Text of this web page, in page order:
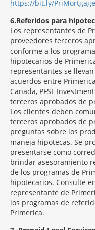
https://bit.ly/
6 Referidos para
Los representantes de
proveedores terceros
conforme a los
hipotecarios de
representantes se
acuerdos entre
Canada, PFSL
terceros aprobados de
Los clientes deben
terceros aprobados de
preguntas sobre los
maneja hipotecas. Se
presentarse como
brindar asesoramiento
de los programas de
hipotecarios. Consulte
representante de
los programas de
Primerica.